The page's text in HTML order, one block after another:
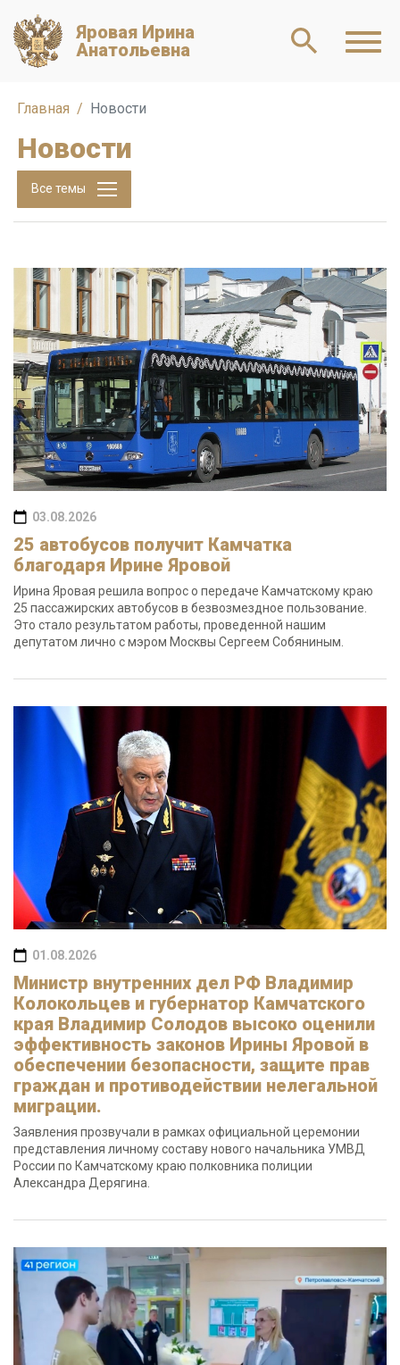
Яровая Ирина
Анатольевна
Главная Новости
Новости
Все темы
03.08.2026
25 автобусов получит Камчатка
благодаря Ирине Яровой
Ирина Яровая решила вопрос о передаче Камчатскому краю
25 пассажирских автобусов в безвозмездное пользование.
Это стало результатом работы, проведенной нашим
депутатом лично с мэром Москвы Сергеем Собяниным.
01.08.2026
Министр внутренних дел РФ Владимир
Колокольцев и губернатор Камчатского
края Владимир Солодов высоко оценили
эффективность законов Ирины Яровой в
обеспечении безопасности, защите прав
граждан и противодействии нелегальной
миграции.
Заявления прозвучали в рамках официальной церемонии
представления личному составу нового начальника УМВД
России по Камчатскому краю полковника полиции
Александра Дерягина.